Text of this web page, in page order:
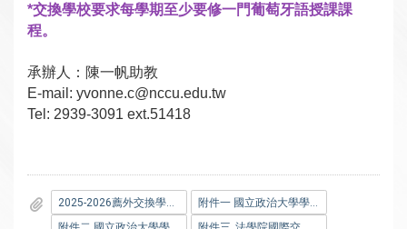
*交換學校要求每學期至少要修一門葡萄牙語授課課
程。
承辦人：陳一帆助教
E-mail: yvonne.c@nccu.edu.tw
Tel: 2939-3091 ext.51418